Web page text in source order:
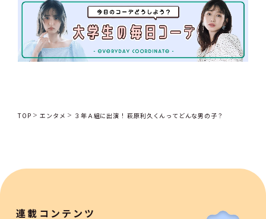
TOP エンタメ ３年Ａ組に出演！ 萩原利久くんってどんな男の子？
連載コンテンツ